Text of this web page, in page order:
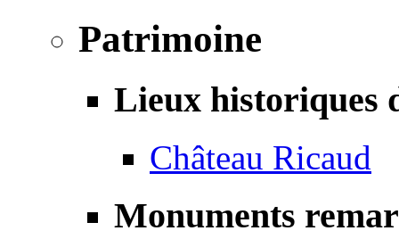
Patrimoine
Lieux historiques
Château Ricaud
Monuments